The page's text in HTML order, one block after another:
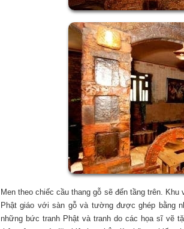
Men theo chiếc cầu thang gỗ sẽ đến tầng trên.
Phật giáo với sàn gỗ và tường được ghép bằng
những bức tranh Phật và tranh do các họa sĩ vẽ